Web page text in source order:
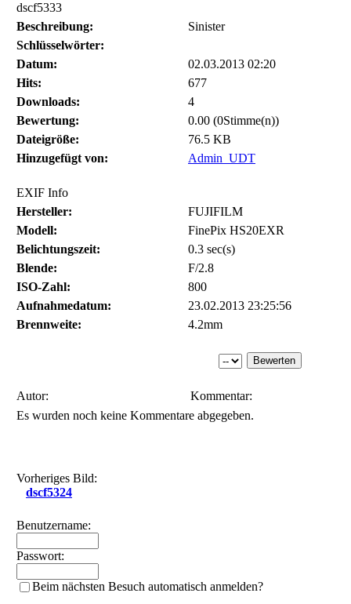
dscf5333
Beschreibung:
Sinister
Schlüsselwörter:
Datum:
02.03.2013 02:20
Hits:
677
Downloads:
4
Bewertung:
0.00 (0Stimme(n))
Dateigröße:
76.5 KB
Hinzugefügt von:
Admin_UDT
EXIF Info
Hersteller:
FUJIFILM
Modell:
FinePix HS20EXR
Belichtungszeit:
0.3 sec(s)
Blende:
F/2.8
ISO-Zahl:
800
Aufnahmedatum:
23.02.2013 23:25:56
Brennweite:
4.2mm
Autor:
Kommentar:
Es wurden noch keine Kommentare abgegeben.
Vorheriges Bild:
dscf5324
Benutzername:
Passwort:
Beim nächsten Besuch automatisch anmelden?